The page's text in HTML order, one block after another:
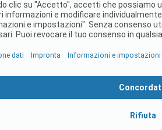
Prodotti
PiNCAMP.de